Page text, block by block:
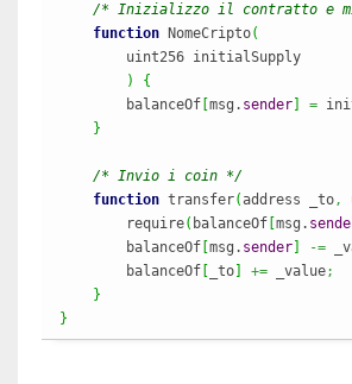
/* Inizializzo il contratto e
function NomeCripto(
        uint256 initialSupply
)
{
        balanceOf
msg. sender =
}
/* Invio i coin */
function transfer(address _to,
        require
( balanceOf msg.
        balanceOf
msg. sender -=
        balanceOf
_to += _value;
}
}